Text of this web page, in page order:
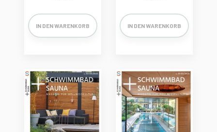
IN DEN WARENKORB IN DEN WARENKORB